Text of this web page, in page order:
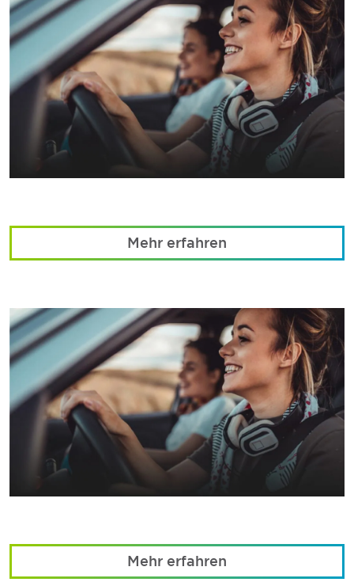
Mehr erfahren
Mehr erfahren